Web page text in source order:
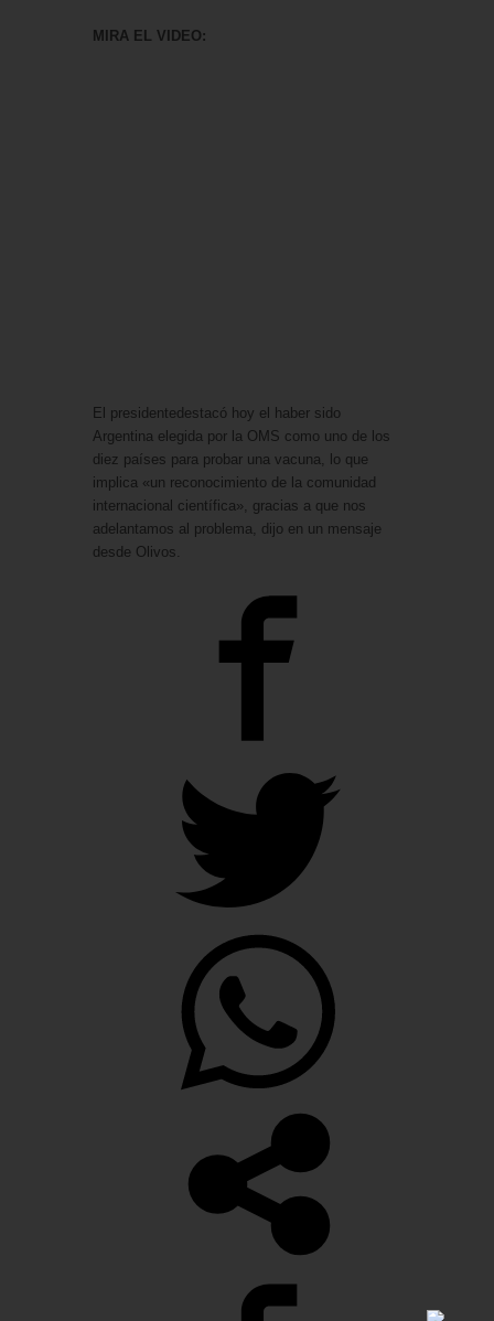
MIRA EL VIDEO:
El presidentedestacó hoy el haber sido
Argentina elegida por la OMS como uno de los
diez países para probar una vacuna, lo que
implica «un reconocimiento de la comunidad
internacional científica», gracias a que nos
adelantamos al problema, dijo en un mensaje
desde Olivos.